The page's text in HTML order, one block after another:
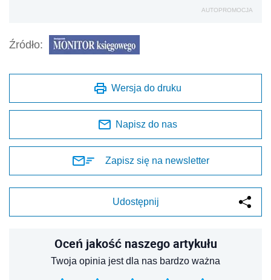
AUTOPROMOCJA
Źródło:
Wersja do druku
Napisz do nas
Zapisz się na newsletter
Udostępnij
Oceń jakość naszego artykułu
Twoja opinia jest dla nas bardzo ważna